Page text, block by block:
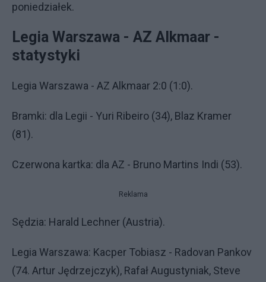
poniedziałek.
Legia Warszawa - AZ Alkmaar -
statystyki
Legia Warszawa - AZ Alkmaar 2:0 (1:0).
Bramki: dla Legii - Yuri Ribeiro (34), Blaz Kramer
(81).
Czerwona kartka: dla AZ - Bruno Martins Indi (53).
Reklama
Sędzia: Harald Lechner (Austria).
Legia Warszawa: Kacper Tobiasz - Radovan Pankov
(74. Artur Jędrzejczyk), Rafał Augustyniak, Steve